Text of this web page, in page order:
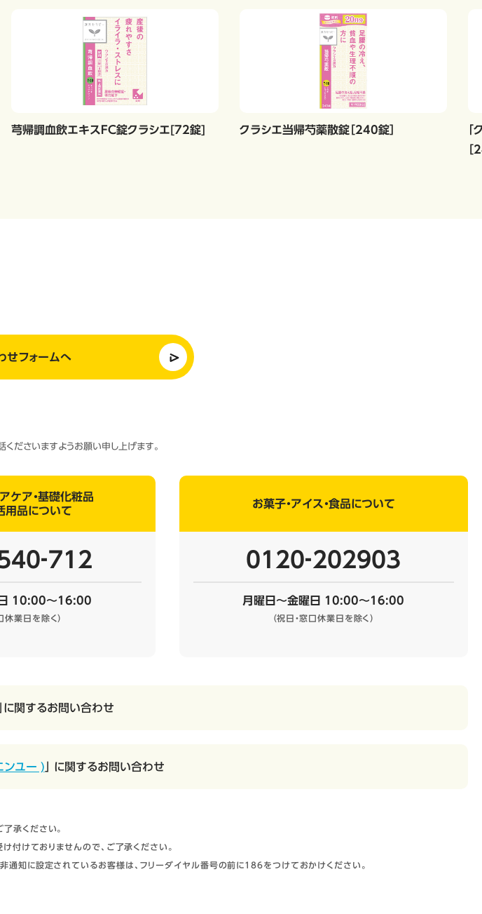
芎帰調血飲エキスFC錠クラシエ[72錠] クラシエ当帰芍薬散錠［240錠］
せフォームへ
くださいますようお願い申し上げます。
ケア・基礎化粧品
用品について
10:00～16:00
休業日を除く）
お菓子・アイス・食品について
0120‐202903
月曜日～金曜日 10:00～16:00
（祝日・窓口休業日を除く）
」に関するお問い合わせ
ユー ) 」 に関するお問い合わせ
承ください。
付けておりませんので、ご了承ください。
通知に設定されているお客様は、フリーダイヤル番号の前に186をつけておかけください。